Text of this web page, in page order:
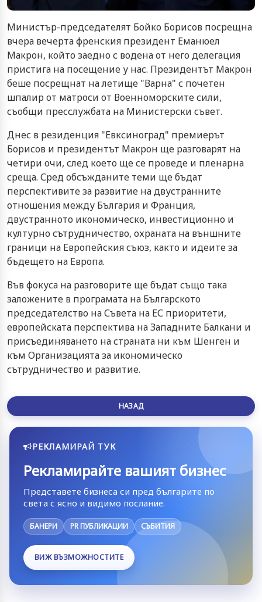
Министър-председателят Бойко Борисов посрещна
вчера вечерта френския президент Еманюел
Макрон, който заедно с водена от него делегация
пристига на посещение у нас. Президентът Макрон
беше посрещнат на летище "Варна" с почетен
шпалир от матроси от Военноморските сили,
съобщи пресслужбата на Министерски съвет.
Днес в резиденция "Евксиноград" премиерът
Борисов и президентът Макрон ще разговарят на
четири очи, след което ще се проведе и пленарна
среща. Сред обсъжданите теми ще бъдат
перспективите за развитие на двустранните
отношения между България и Франция,
двустранното икономическо, инвестиционно и
културно сътрудничество, охраната на външните
граници на Европейския съюз, както и идеите за
бъдещето на Европа.
Във фокуса на разговорите ще бъдат също така
заложените в програмата на Българското
председателство на Съвета на ЕС приоритети,
европейската перспектива на Западните Балкани и
присъединяването на страната ни към Шенген и
към Организацията за икономическо
сътрудничество и развитие.
НАЗАД
РЕКЛАМИРАЙ ТУК
Рекламирайте вашият бизнес
Представете бизнеса си пред българите по
света с ясно и видимо послание.
БАНЕРИ PR ПУБЛИКАЦИИ СЪБИТИЯ
ВИЖ ВЪЗМОЖНОСТИТЕ